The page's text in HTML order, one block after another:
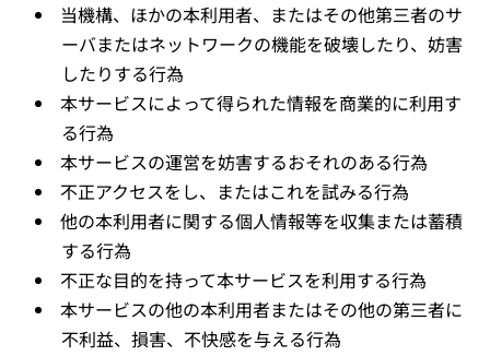
当機構、ほかの本利用者、またはその他第三者のサ
ーバまたはネットワークの機能を破壊したり、妨害
したりする行為
本サービスによって得られた情報を商業的に利用す
る行為
本サービスの運営を妨害するおそれのある行為
不正アクセスをし、またはこれを試みる行為
他の本利用者に関する個人情報等を収集または蓄積
する行為
不正な目的を持って本サービスを利用する行為
本サービスの他の本利用者またはその他の第三者に
不利益、損害、不快感を与える行為